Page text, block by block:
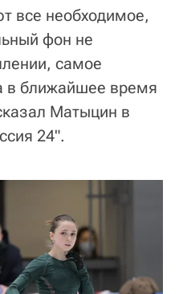
все необходимое,
фон не
самое
в ближайшее время
Матыцин в
24".